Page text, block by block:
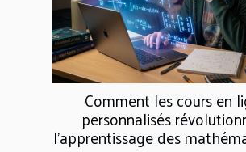
Comment les cours en
personnalisés
l'apprentissage des